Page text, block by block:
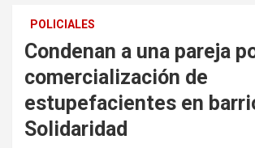
POLICIALES
Condenan a una pareja
comercialización de
estupefacientes en
Solidaridad